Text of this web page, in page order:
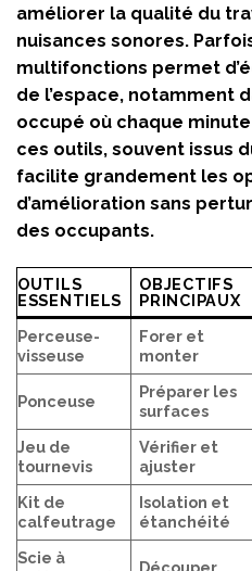
améliorer la qualité du
nuisances sonores.
multifonctions permet
de l’espace, notamment
occupé où chaque
ces outils, souvent issus
facilite grandement les
d’amélioration sans
des occupants.
OUTILS
ESSENTIELS
OBJECTIFS
PRINCIPAUX
Perceuse-
visseuse
Forer et
monter
Ponceuse
Préparer les
surfaces
Jeu de
tournevis
Vérifier et
ajuster
Kit de
calfeutrage
Isolation et
étanchéité
Scie à